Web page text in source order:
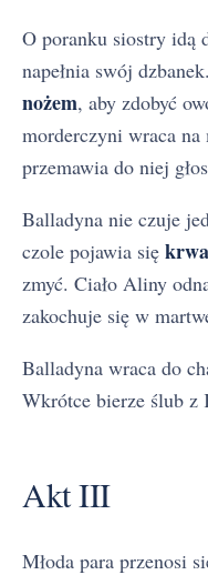
O poranku siostry idą
napełnia swój dzbanek.
nożem, aby zdobyć
morderczyni wraca
przemawia do niej
Balladyna nie czuje
czole pojawia się
zmyć. Ciało Aliny
zakochuje się w
Balladyna wraca do
Wkrótce bierze ślub z
Akt III
Młoda para przenosi